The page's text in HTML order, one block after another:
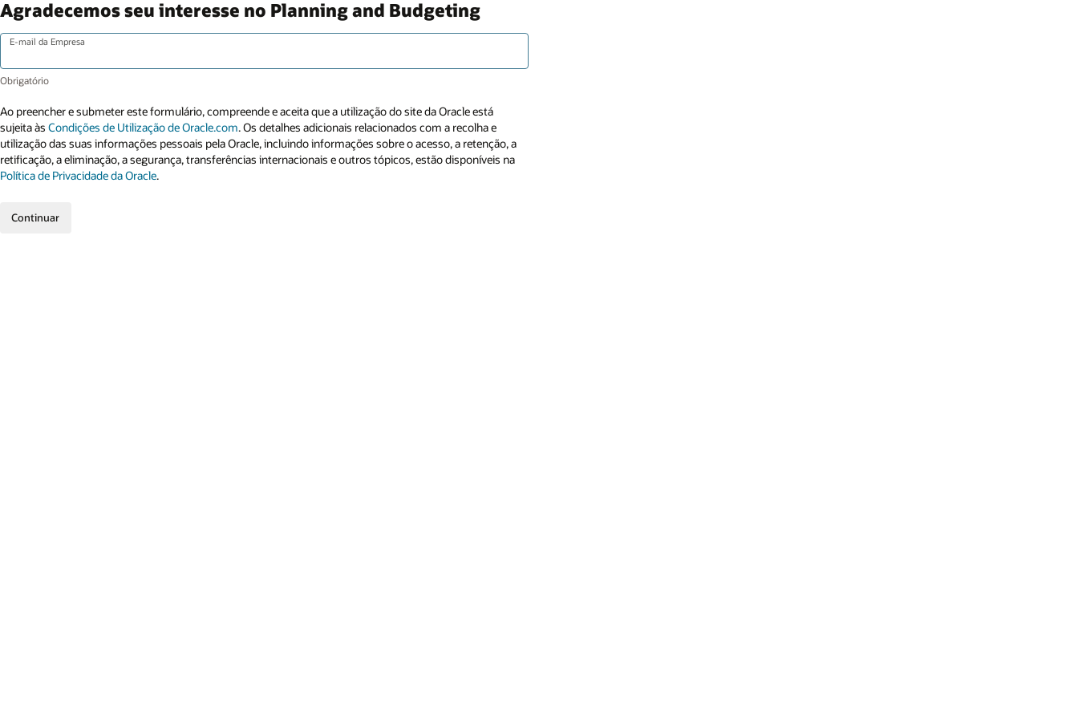
Agradecemos seu interesse no Planning and Budgeting
E-mail da Empresa
Ao preencher e submeter este formulário, compreende e aceita que a utilização do site da Oracle está
sujeita às Condições de Utilização de Oracle.com. Os detalhes adicionais relacionados com a recolha e
utilização das suas informações pessoais pela Oracle, incluindo informações sobre o acesso, a retenção, a
retificação, a eliminação, a segurança, transferências internacionais e outros tópicos, estão disponíveis na
Política de Privacidade da Oracle.
Continuar